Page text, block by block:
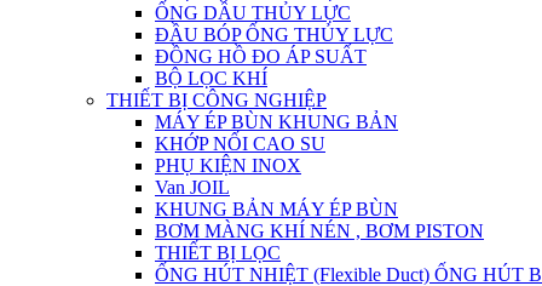
ỐNG DẦU THỦY LỰC
ĐẦU BÓP ỐNG THỦY LỰC
ĐỒNG HỒ ĐO ÁP SUẤT
BỘ LỌC KHÍ
THIẾT BỊ CÔNG NGHIỆP
MÁY ÉP BÙN KHUNG BẢN
KHỚP NỐI CAO SU
PHỤ KIỆN INOX
Van JOIL
KHUNG BẢN MÁY ÉP BÙN
BƠM MÀNG KHÍ NÉN , BƠM PISTON
THIẾT BỊ LỌC
ỐNG HÚT NHIỆT (Flexible Duct) ỐNG HÚT